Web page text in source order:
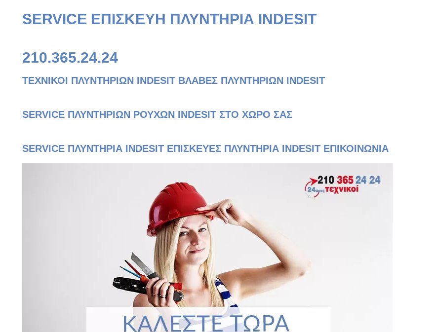
SERVICE ΕΠΙΣΚΕΥΗ ΠΛΥΝΤΗΡΙΑ INDESIT
210.365.24.24
ΤΕΧΝΙΚΟΙ ΠΛΥΝΤΗΡΙΩΝ INDESIT ΒΛΑΒΕΣ ΠΛΥΝΤΗΡΙΩΝ INDESIT
SERVICE ΠΛΥΝΤΗΡΙΩΝ ΡΟΥΧΩΝ INDESIT ΣΤΟ ΧΩΡΟ ΣΑΣ
SERVICE ΠΛΥΝΤΗΡΙΑ INDESIT ΕΠΙΣΚΕΥΕΣ ΠΛΥΝΤΗΡΙΑ INDESIT ΕΠΙΚΟΙΝΩΝΙΑ